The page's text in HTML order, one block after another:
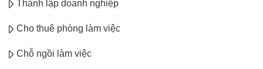
Thành lập doanh nghiệp
Cho thuê phòng làm việc
Chỗ ngồi làm việc